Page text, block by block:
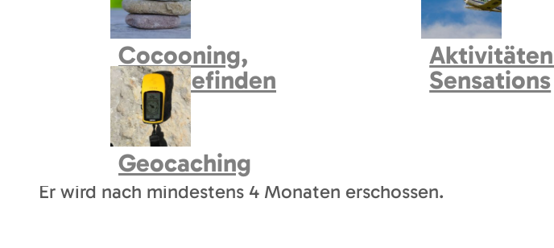
Cocooning,
Wohlbefinden
Sensations
Geocaching
Es zeichnet sich durch
blaue Beine,roten
auf Grasläufenmit mindestens 10 m² pro Geflügel
Nach 3 Wochen muss er ausschließlich mit
Er wird nach mindestens 4 Monaten erschossen.